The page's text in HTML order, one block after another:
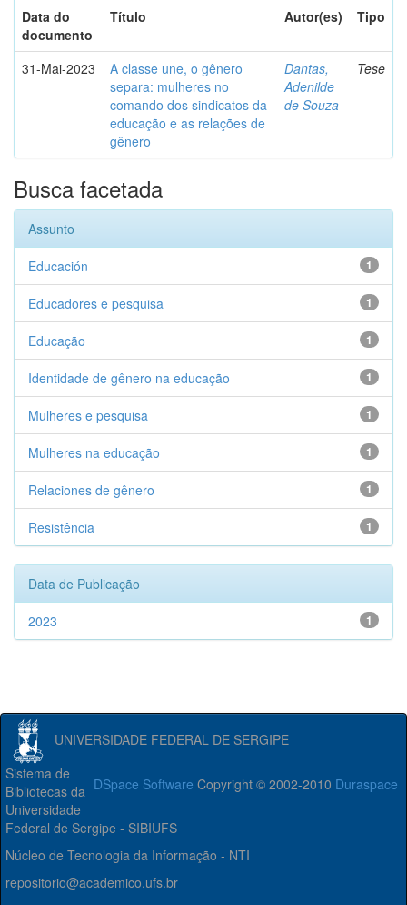
Data do
documento
Título Autor(es) Tipo
31-Mai-2023
A classe une, o gênero
separa: mulheres no
comando dos sindicatos da
educação e as relações de
gênero
Dantas,
Adenilde
de Souza
Tese
Busca facetada
Assunto
1
Educación
1
Educadores e pesquisa
1
Educação
1
Identidade de gênero na educação
1
Mulheres e pesquisa
1
Mulheres na educação
1
Relaciones de gênero
1
Resistência
Data de Publicação
1
2023
UNIVERSIDADE FEDERAL DE SERGIPE
DSpace Software Copyright © 2002-2010 Duraspace
Sistema de
Bibliotecas da
Universidade
Federal de Sergipe - SIBIUFS
Núcleo de Tecnologia da Informação - NTI
repositorio@academico.ufs.br